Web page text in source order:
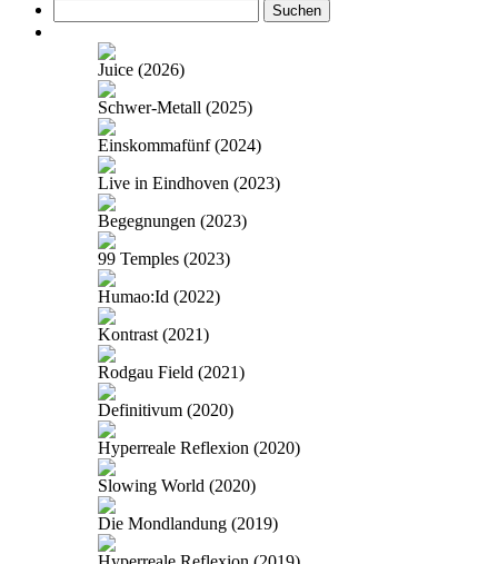
nach:
Juice (2026)
Schwer-Metall (2025)
Einskommafünf (2024)
Live in Eindhoven (2023)
Begegnungen (2023)
99 Temples (2023)
Humao:Id (2022)
Kontrast (2021)
Rodgau Field (2021)
Definitivum (2020)
Hyperreale Reflexion (2020)
Slowing World (2020)
Die Mondlandung (2019)